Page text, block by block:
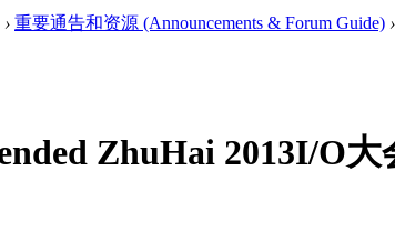
› 重要通告和资源 (Announcements & Forum Guide) ›
ZhuHai 2013I/O